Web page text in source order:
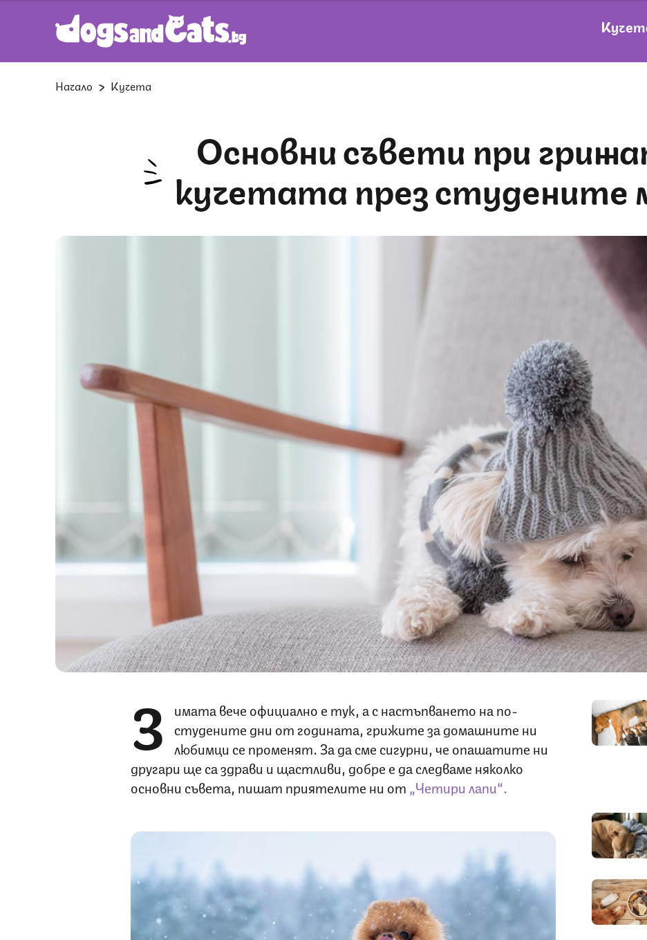
Начало Кучета
Основни съвети при грижата за
кучетата през студените
З
имата вече официално е тук, а с настъпването на по-
студените дни от годината, грижите за домашните ни
любимци се променят. За да сме сигурни, че опашатите ни
другари ще са здрави и щастливи, добре е да следваме няколко
основни съвета, пишат приятелите ни от „Четири лапи“.